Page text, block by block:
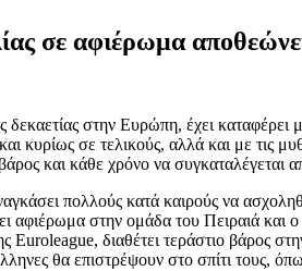
σε αφιέρωμα
στην Ευρώπη, έχει
κυρίως σε τελικούς, αλλά και με τις
και κάθε χρόνο να
πολλούς κατά καιρούς να
στην ομάδα του Πειραιά και ο
Euroleague, διαθέτει τεράστιο
θα επιστρέψουν στο σπίτι τους,